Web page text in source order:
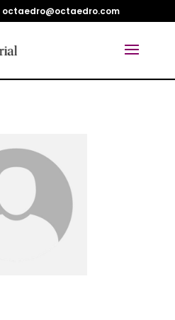
octaedro@octaedro.com